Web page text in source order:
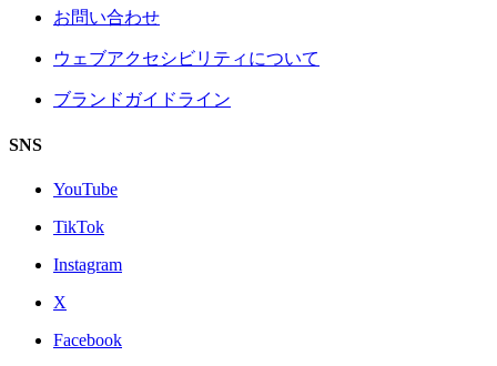
お問い合わせ
ウェブアクセシビリティについて
ブランドガイドライン
SNS
YouTube
TikTok
Instagram
X
Facebook